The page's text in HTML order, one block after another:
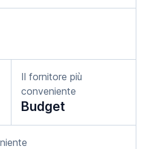
Il fornitore più
conveniente
Budget